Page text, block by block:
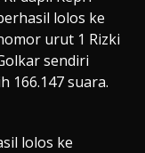
lolos ke
urut 1 Rizki
sendiri
166.147 suara.
lolos ke